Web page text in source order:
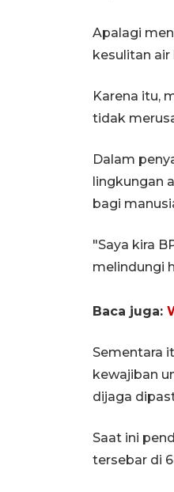
Apalagi
kesulitan
Karena itu,
tidak
Dalam
lingkungan
bagi
"Saya kira
melindungi
Baca juga:
Sementara
kewajiban
dijaga
Saat ini
tersebar di